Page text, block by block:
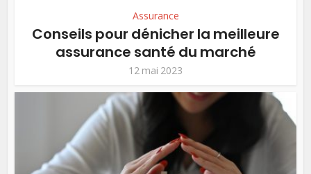
Assurance
Conseils pour dénicher la meilleure
assurance santé du marché
12 mai 2023